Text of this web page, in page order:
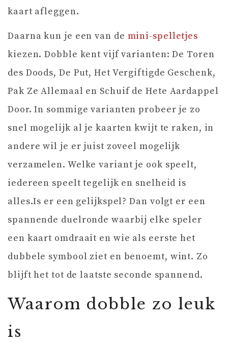
kaart afleggen.
Daarna kun je een van de mini-spelletjes
kiezen. Dobble kent vijf varianten: De Toren
des Doods, De Put, Het Vergiftigde Geschenk,
Pak Ze Allemaal en Schuif de Hete Aardappel
Door. In sommige varianten probeer je zo
snel mogelijk al je kaarten kwijt te raken, in
andere wil je er juist zoveel mogelijk
verzamelen. Welke variant je ook speelt,
iedereen speelt tegelijk en snelheid is
alles.Is er een gelijkspel? Dan volgt er een
spannende duelronde waarbij elke speler
een kaart omdraait en wie als eerste het
dubbele symbool ziet en benoemt, wint. Zo
blijft het tot de laatste seconde spannend.
Waarom dobble zo leuk
is